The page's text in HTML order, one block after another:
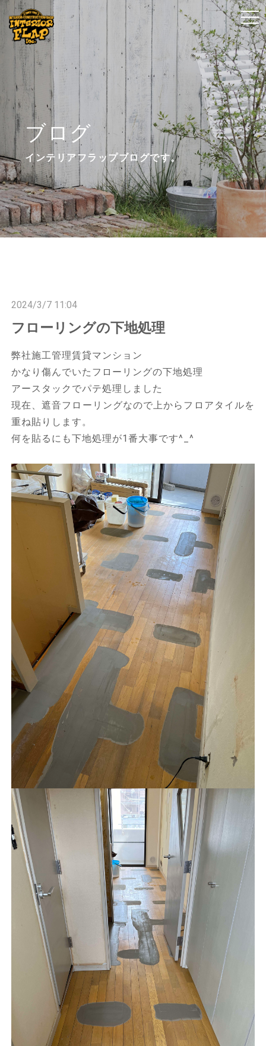
ブログ
インテリアフラップブログです。
2024/3/7 11:04
フローリングの下地処理
弊社施工管理賃貸マンション
かなり傷んでいたフローリングの下地処理
アースタックでパテ処理しました
現在、遮音フローリングなので上からフロアタイルを
重ね貼りします。
何を貼るにも下地処理が1番大事です^_^
t
o
g
g
l
e
n
a
v
i
g
a
t
t
o
g
g
l
e
n
a
v
i
g
a
t